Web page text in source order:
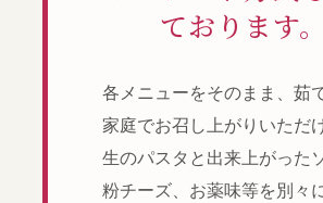
ております。
各メニューをそのまま、茹
家庭でお召し上がりいただ
生のパスタと出来上がった
粉チーズ、お薬味等を別々